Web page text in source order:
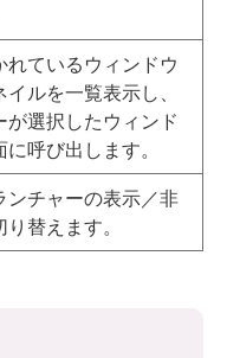
れているウィンドウ
ルを一覧表示し、
が選択したウィンド
に呼び出します。
ンチャーの表示／非
替えます。